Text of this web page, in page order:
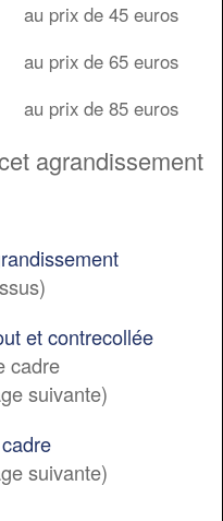
au prix de 45 euros
au prix de 65 euros
au prix de 85 euros
agrandissement
et contrecollée
cadre
suivante)
suivante)